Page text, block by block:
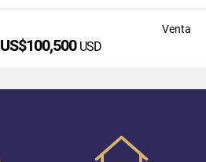
Venta
US$100,500 USD